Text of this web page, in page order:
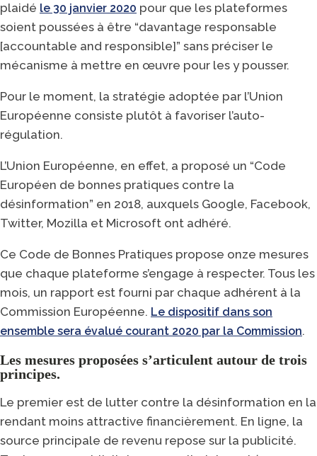
plaidé le 30 janvier 2020 pour que les plateformes
soient poussées à être “davantage responsable
[accountable and responsible]” sans préciser le
mécanisme à mettre en œuvre pour les y pousser.
Pour le moment, la stratégie adoptée par l’Union
Européenne consiste plutôt à favoriser l’auto-
régulation.
L’Union Européenne, en effet, a proposé un “Code
Européen de bonnes pratiques contre la
désinformation” en 2018, auxquels Google, Facebook,
Twitter, Mozilla et Microsoft ont adhéré.
Ce Code de Bonnes Pratiques propose onze mesures
que chaque plateforme s’engage à respecter. Tous les
mois, un rapport est fourni par chaque adhérent à la
Commission Européenne. Le dispositif dans son
ensemble sera évalué courant 2020 par la Commission.
Les mesures proposées s’articulent autour de trois
principes.
Le premier est de lutter contre la désinformation en la
rendant moins attractive financièrement. En ligne, la
source principale de revenu repose sur la publicité.